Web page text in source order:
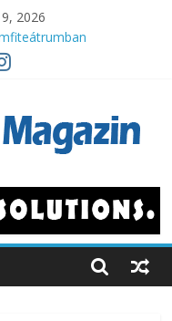
2026
Városliget Café
is a magyar fővárosban